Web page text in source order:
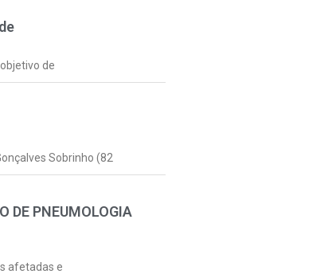
de
Sobrinho (82
DE PNEUMOLOGIA
afetadas e